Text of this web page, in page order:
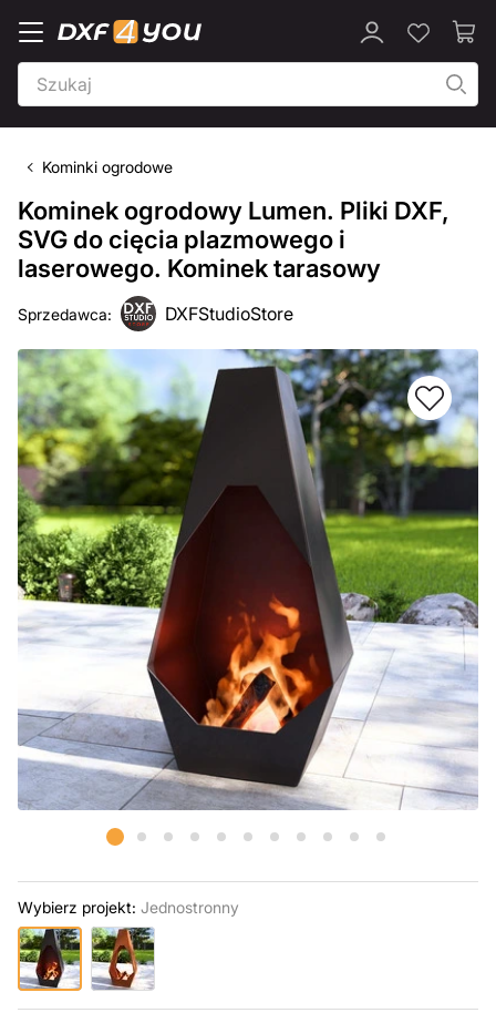
Kominki ogrodowe
Kominek ogrodowy Lumen. Pliki DXF,
SVG do cięcia plazmowego i
laserowego. Kominek tarasowy
Sprzedawca: DXFStudioStore
Wybierz projekt: Jednostronny